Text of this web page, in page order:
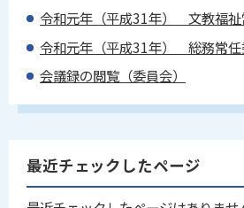
令和元年（平成31年） 文教福祉
令和元年（平成31年） 総務常任
会議録の閲覧（委員会）
最近チェックしたページ